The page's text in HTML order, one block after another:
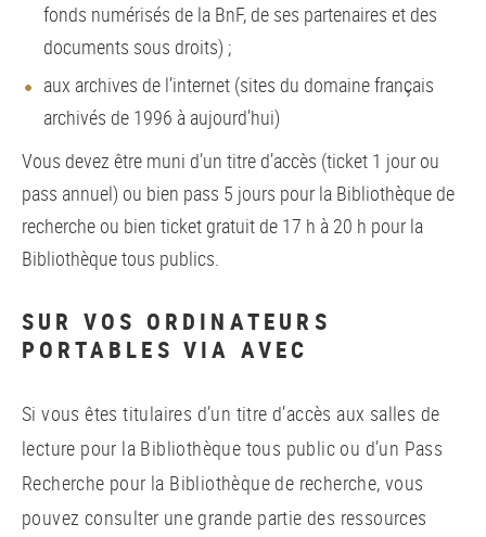
fonds numérisés de la BnF, de ses partenaires et des
documents sous droits) ;
aux archives de l’internet (sites du domaine français
archivés de 1996 à aujourd’hui)
Vous devez être muni d’un titre d’accès (ticket 1 jour ou
pass annuel) ou bien pass 5 jours pour la Bibliothèque de
recherche ou bien ticket gratuit de 17 h à 20 h pour la
Bibliothèque tous publics.
SUR VOS ORDINATEURS
PORTABLES VIA AVEC
Si vous êtes titulaires d’un titre d’accès aux salles de
lecture pour la Bibliothèque tous public ou d’un Pass
Recherche pour la Bibliothèque de recherche, vous
pouvez consulter une grande partie des ressources